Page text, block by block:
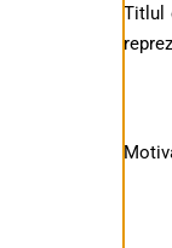
Titlul